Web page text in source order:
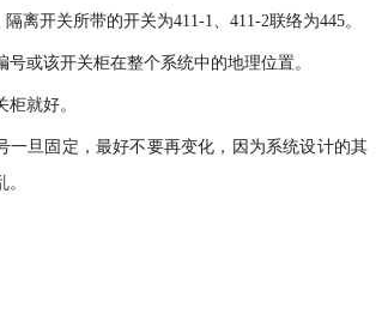
隔离开关所带的开关为411-1、411-2联络为445。
或该开关柜在整个系统中的地理位置。
就好。
一旦固定，最好不要再变化，因为系统设计的其